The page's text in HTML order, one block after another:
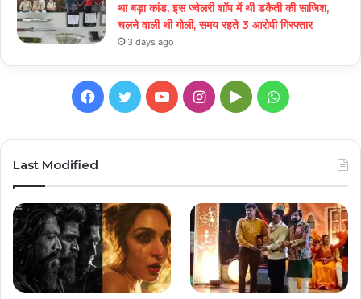
था बड़ा कांड, इस ज्वेलरी शॉप में थी डकैती की साजिश,
चलने वाली थी गोली, समय रहते 3 आरोपी गिरफ्तार
3 days ago
Facebook
TwitterYouTubeInstagram
GoogleWhatsApp
Last Modified